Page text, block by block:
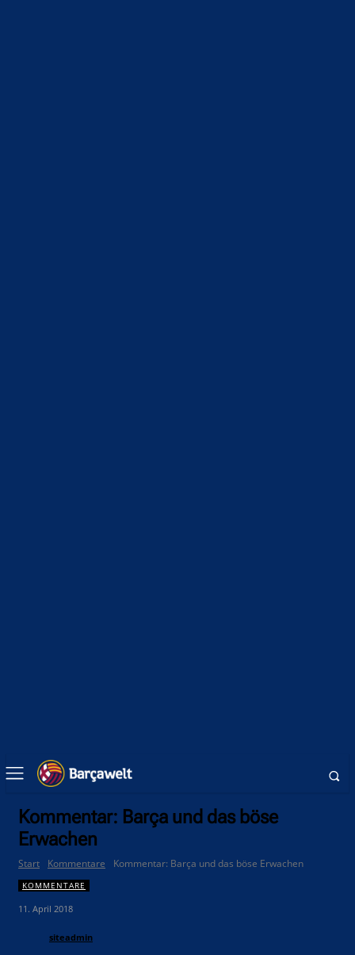
Kommentar: Barça und das böse
Erwachen
Start Kommentare Kommentar: Barça und das böse Erwachen
KOMMENTARE
11. April 2018
siteadmin